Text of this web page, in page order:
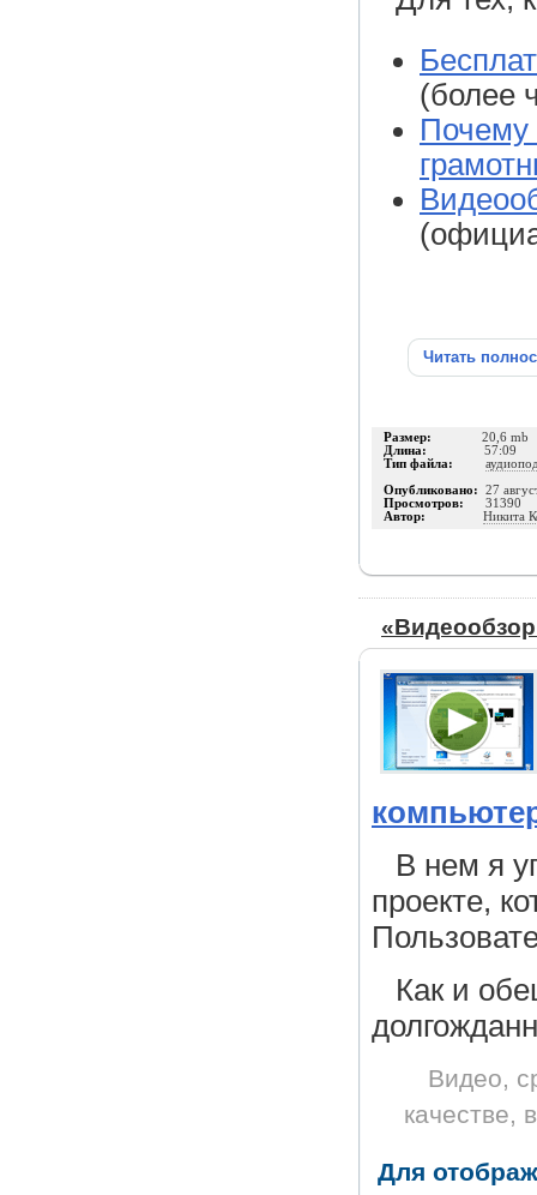
(более
Почему
Читать
Размер: 20,6 mb
Длина: 57:09
Тип файла:
Опубликовано: 27
Просмотров: 31390
Автор: Никита
В нем я
проекте,
Как и
Видео,
качестве,
Для